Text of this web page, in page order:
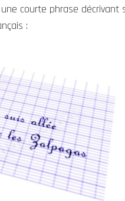
courte phrase décrivant
: